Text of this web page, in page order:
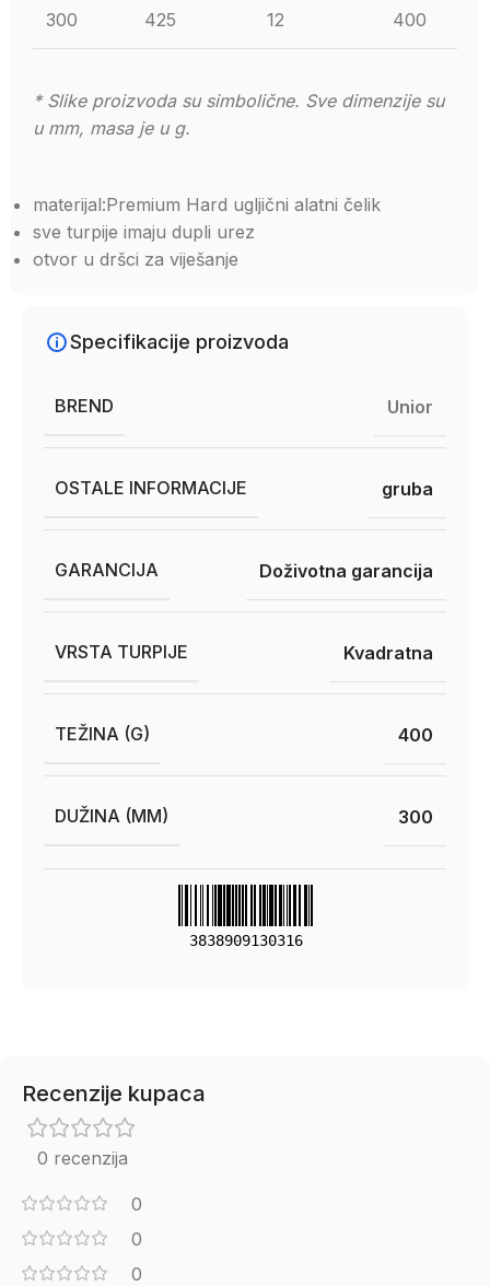
300 425 12 400
* Slike proizvoda su simbolične. Sve dimenzije su
u mm, masa je u g.
materijal:Premium Hard ugljični alatni čelik
sve turpije imaju dupli urez
otvor u dršci za viješanje
Specifikacije proizvoda
BREND Unior
OSTALE INFORMACIJE gruba
GARANCIJA Doživotna garancija
VRSTA TURPIJE Kvadratna
TEŽINA (G) 400
DUŽINA (MM) 300
3838909130316
Recenzije kupaca
0 recenzija
0
0
0